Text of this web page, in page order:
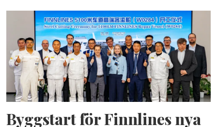
Byggstart för Finnlines nya